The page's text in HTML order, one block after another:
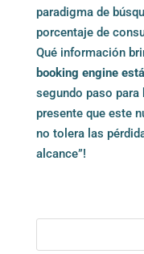
paradigma de
porcentaje de
Qué información
booking engine
segundo paso para
presente que este
no tolera las
alcance”!